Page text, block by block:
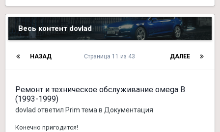
Весь контент dovlad
НАЗАД ДАЛЕЕ
Страница 11 из 43
Ремонт и техническое обслуживание омеga B
(1993-1999)
dovlad ответил Prim тема в Документация
Конечно пригодится!